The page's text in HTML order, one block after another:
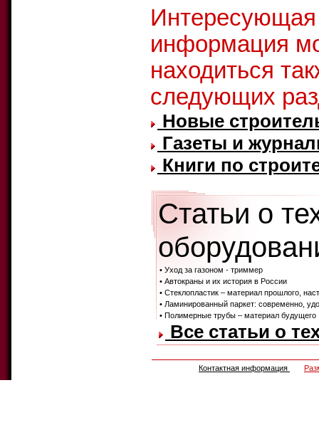
информация
находиться
следующих
Новые
Газеты и
Книги по
Статьи о
• Уход за газоном - триммер
• Автокраны и их история в России
• Стеклопластик – материал прошлого,
• Ламинированный паркет: современно,
• Полимерные трубы – материал будущего
Все статьи о
Контактная информация